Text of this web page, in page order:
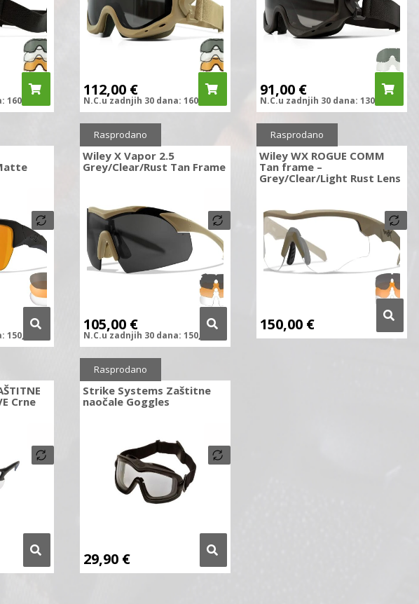
160,00
112,00 €
N.C.u zadnjih 30 dana: 160,00
91,00 €
N.C.u zadnjih 30 dana: 130,00
150,00
Sniženo 30%
Wiley X Vapor 2.5
Grey/Clear/Rust Tan Frame
105,00 €
N.C.u zadnjih 30 dana: 150,00
Rasprodano
Wiley WX ROGUE COMM
Tan frame –
Grey/Clear/Light Rust Lens
150,00 €
Rasprodano
Crne
Strike Systems Zaštitne
naočale Goggles
29,90 €
Rasprodano